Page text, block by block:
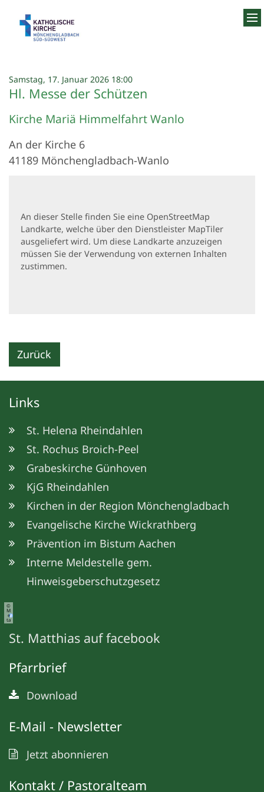
Samstag, 17. Januar 2026 18:00:
Hl. Messe der Schützen
Kirche Mariä Himmelfahrt Wanlo
An der Kirche 6
41189 Mönchengladbach-Wanlo
An dieser Stelle finden Sie eine OpenStreetMap
Landkarte, welche über den Dienstleister MapTiler
ausgeliefert wird. Um diese Landkarte anzuzeigen
müssen Sie der Verwendung von externen Inhalten
zustimmen.
Zurück
Links
St. Helena Rheindahlen
St. Rochus Broich-Peel
Grabeskirche Günhoven
KjG Rheindahlen
Kirchen in der Region Mönchengladbach
Evangelische Kirche Wickrathberg
Prävention im Bistum Aachen
Interne Meldestelle gem.
Hinweisgeberschutzgesetz
©
M
e
ta
St. Matthias auf facebook
Pfarrbrief
Download
E-Mail - Newsletter
Jetzt abonnieren
Kontakt / Pastoralteam